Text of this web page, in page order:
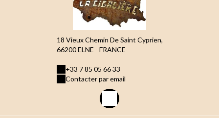
18 Vieux Chemin De Saint Cyprien,
66200 ELNE - FRANCE
+33 7 85 05 66 33
Contacter par email